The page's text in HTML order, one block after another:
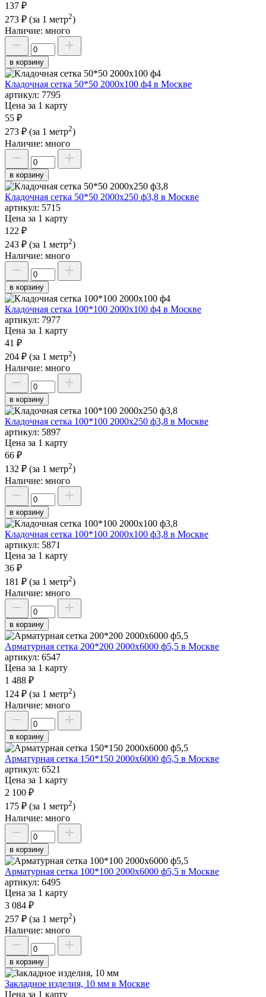
137 ₽
273 ₽ (за 1 метр2)
Наличие: много
в корзину
Кладочная сетка 50*50 2000х100 ф4 в Москве
артикул: 7795
Цена за 1 карту
55 ₽
273 ₽ (за 1 метр2)
Наличие: много
в корзину
Кладочная сетка 50*50 2000х250 ф3,8 в Москве
артикул: 5715
Цена за 1 карту
122 ₽
243 ₽ (за 1 метр2)
Наличие: много
в корзину
Кладочная сетка 100*100 2000х100 ф4 в Москве
артикул: 7977
Цена за 1 карту
41 ₽
204 ₽ (за 1 метр2)
Наличие: много
в корзину
Кладочная сетка 100*100 2000х250 ф3,8 в Москве
артикул: 5897
Цена за 1 карту
66 ₽
132 ₽ (за 1 метр2)
Наличие: много
в корзину
Кладочная сетка 100*100 2000х100 ф3,8 в Москве
артикул: 5871
Цена за 1 карту
36 ₽
181 ₽ (за 1 метр2)
Наличие: много
в корзину
Арматурная сетка 200*200 2000х6000 ф5,5 в Москве
артикул: 6547
Цена за 1 карту
1 488 ₽
124 ₽ (за 1 метр2)
Наличие: много
в корзину
Арматурная сетка 150*150 2000х6000 ф5,5 в Москве
артикул: 6521
Цена за 1 карту
2 100 ₽
175 ₽ (за 1 метр2)
Наличие: много
в корзину
Арматурная сетка 100*100 2000х6000 ф5,5 в Москве
артикул: 6495
Цена за 1 карту
3 084 ₽
257 ₽ (за 1 метр2)
Наличие: много
в корзину
Закладное изделия, 10 мм в Москве
Цена за 1 карту